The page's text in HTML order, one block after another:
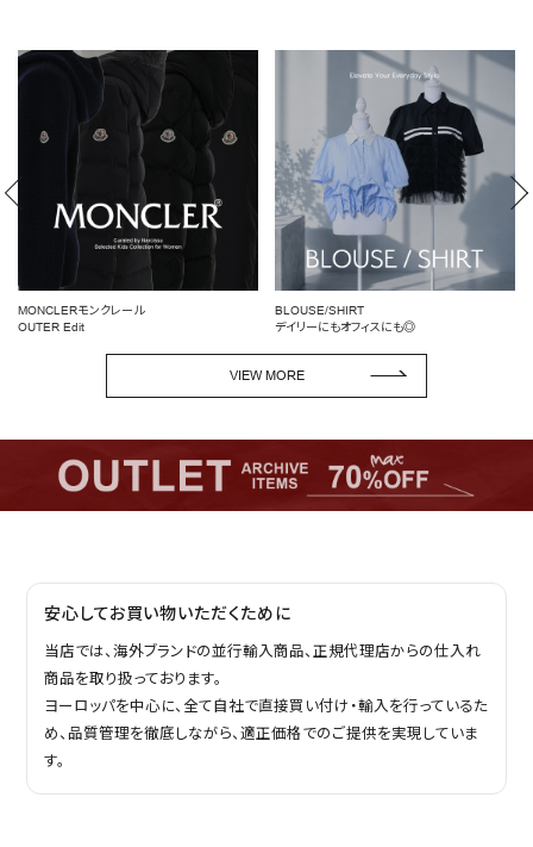
MONCLERモンクレール
OUTER Edit
BLOUSE/SHIRT
デイリーにもオフィスにも◎
VIEW MORE
安心してお買い物いただくために
当店では、海外ブランドの並行輸入商品、正規代理店からの仕入れ
商品を取り扱っております。
ヨーロッパを中心に、全て自社で直接買い付け・輸入を行っているた
め、品質管理を徹底しながら、適正価格でのご提供を実現していま
す。